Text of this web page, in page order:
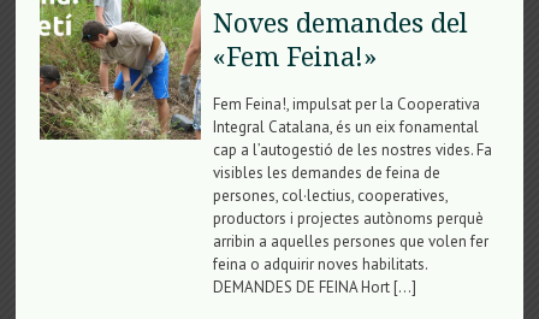
Noves demandes del
«Fem Feina!»
Fem Feina!, impulsat per la Cooperativa
Integral Catalana, és un eix fonamental
cap a l’autogestió de les nostres vides. Fa
visibles les demandes de feina de
persones, col·lectius, cooperatives,
productors i projectes autònoms perquè
arribin a aquelles persones que volen fer
feina o adquirir noves habilitats.
DEMANDES DE FEINA Hort […]